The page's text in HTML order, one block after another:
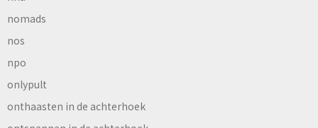
nomads
nos
npo
onlypult
onthaasten in de achterhoek